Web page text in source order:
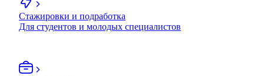
Стажировки и подработка
Для студентов и молодых специалистов